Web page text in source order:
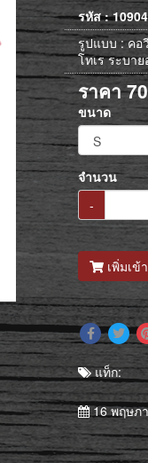
รหัส :
รูปแบบ : คอ
โทเร ระบา
ราคา
ขนาด
จำนวน
-
เพิ่มเข้
แท็ก:
16 พฤษภ